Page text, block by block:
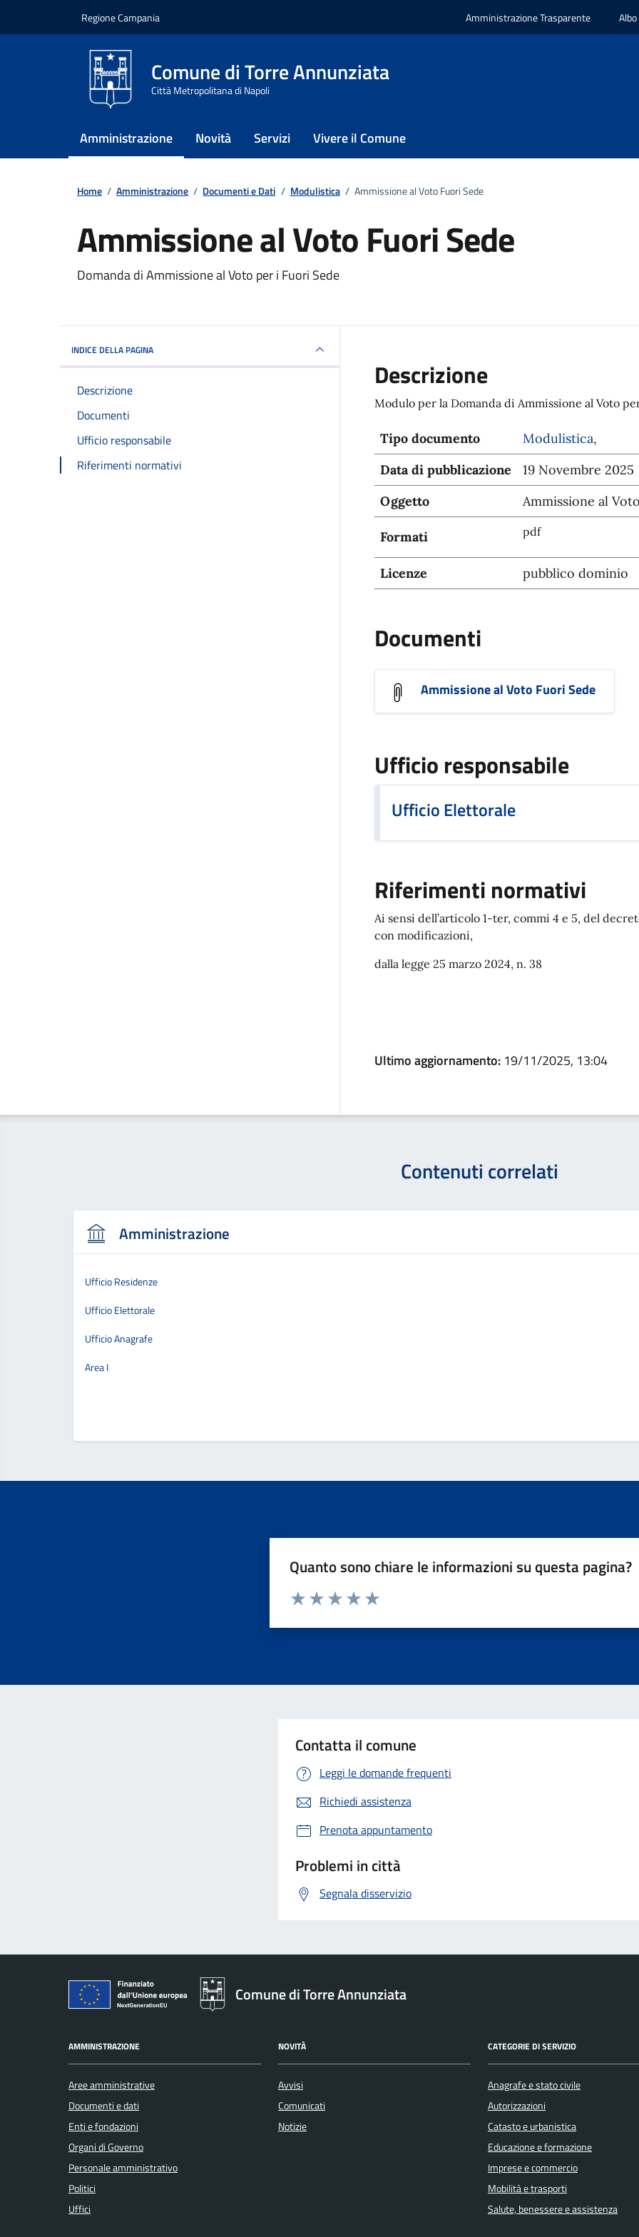
Regione Campania Amministrazione Trasparente
Comune di Torre Annunziata
Città Metropolitana di Napoli
Amministrazione Novità Servizi Vivere il Comune
Home / Amministrazione / Documenti e Dati / Modulistica / Ammissione al Voto Fuori Sede
Ammissione al Voto Fuori Sede
Dettagli del documento
Domanda di Ammissione al Voto per i Fuori Sede
INDICE DELLA PAGINA
Descrizione
Documenti
Ufficio responsabile
Riferimenti normativi
Descrizione
Modulo per la Domanda di Ammissione al Voto
Tipo documento Modulistica,
Data di pubblicazione
19 Novembre 2025
Oggetto
Ammissione al
Formati pdf
Licenze pubblico dominio
Documenti
Ammissione al Voto Fuori Sede
Ufficio responsabile
Ufficio Elettorale
Riferimenti normativi
Ai sensi dell’articolo 1-ter, commi 4 e 5, del
con modificazioni,
dalla legge 25 marzo 2024, n. 38
Ultimo aggiornamento: 19/11/2025, 13:04
Contenuti correlati
Amministrazione
Ufficio Residenze
Ufficio Elettorale
Ufficio Anagrafe
Area I
Quanto sono chiare le informazioni su questa pagina?
Contatta il comune
Leggi le domande frequenti
Richiedi assistenza
Prenota appuntamento
Problemi in città
Segnala disservizio
Comune di Torre Annunziata
AMMINISTRAZIONE
Aree amministrative
Documenti e dati
Enti e fondazioni
Organi di Governo
Personale amministrativo
Politici
Uffici
NOVITÀ
Avvisi
Comunicati
Notizie
CATEGORIE DI SERVIZIO
Anagrafe e stato civile
Autorizzazioni
Catasto e urbanistica
Educazione e formazione
Imprese e commercio
Mobilità e trasporti
Salute, benessere e assistenza